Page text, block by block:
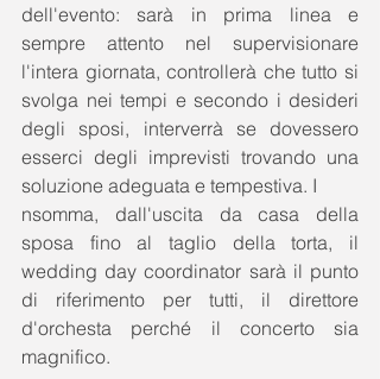
dell'evento: sarà in prima linea e
sempre attento nel supervisionare
l'intera giornata, controllerà che tutto si
svolga nei tempi e secondo i desideri
degli sposi, interverrà se dovessero
esserci degli imprevisti trovando una
soluzione adeguata e tempestiva. I
nsomma, dall'uscita da casa della
sposa fino al taglio della torta, il
wedding day coordinator sarà il punto
di riferimento per tutti, il direttore
d'orchesta perché il concerto sia
magnifico.